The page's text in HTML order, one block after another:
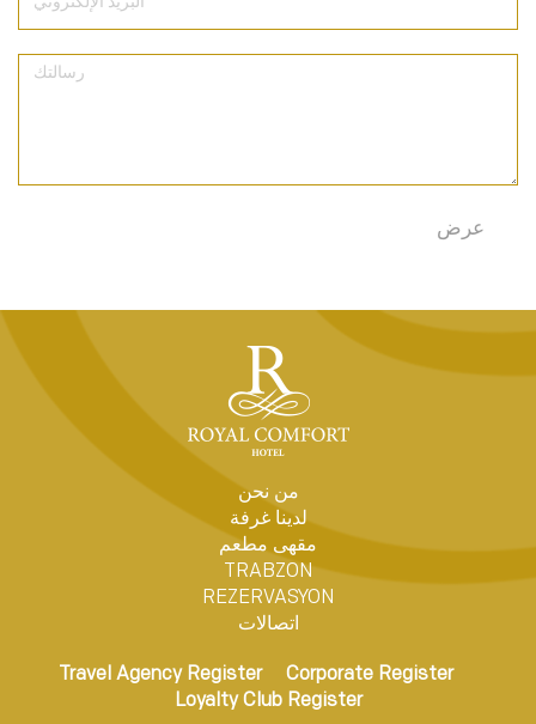
من نحن
لدينا غرفة
مقهى مطعم
TRABZON
REZERVASYON
اتصالات
Travel Agency Register
Corporate Register
Loyalty Club Register